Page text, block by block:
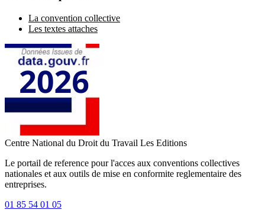
La convention collective
Les textes attaches
Centre National du Droit du Travail Les Editions
Le portail de reference pour l'acces aux conventions collectives
nationales et aux outils de mise en conformite reglementaire des
entreprises.
01 85 54 01 05